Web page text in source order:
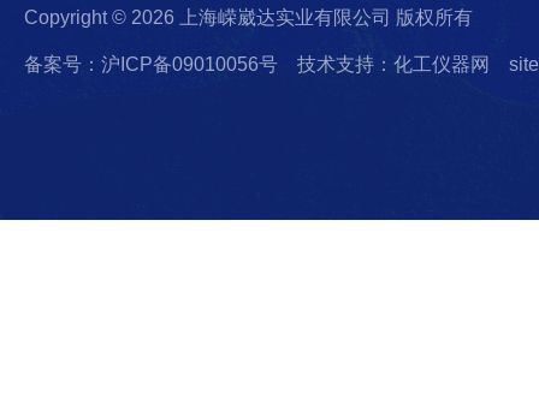
Copyright © 2026 上海嵘崴达实业有限公司 版权所有
备案号：沪ICP备09010056号 技术支持：化工仪器网